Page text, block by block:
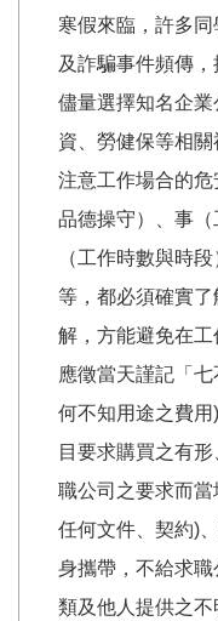
寒假來臨，許多
及詐騙事件頻傳
儘量選擇知名企
資、勞健保等相
注意工作場合的
品德操守）、事
（工作時數與時
等，都必須確實
解，方能避免在
應徵當天謹記「
何不知用途之費
目要求購買之有
職公司之要求而
任何文件、契約)
身攜帶，不給求
類及他人提供之